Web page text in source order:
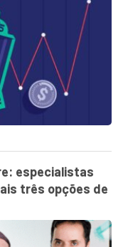
especialistas
três opções de